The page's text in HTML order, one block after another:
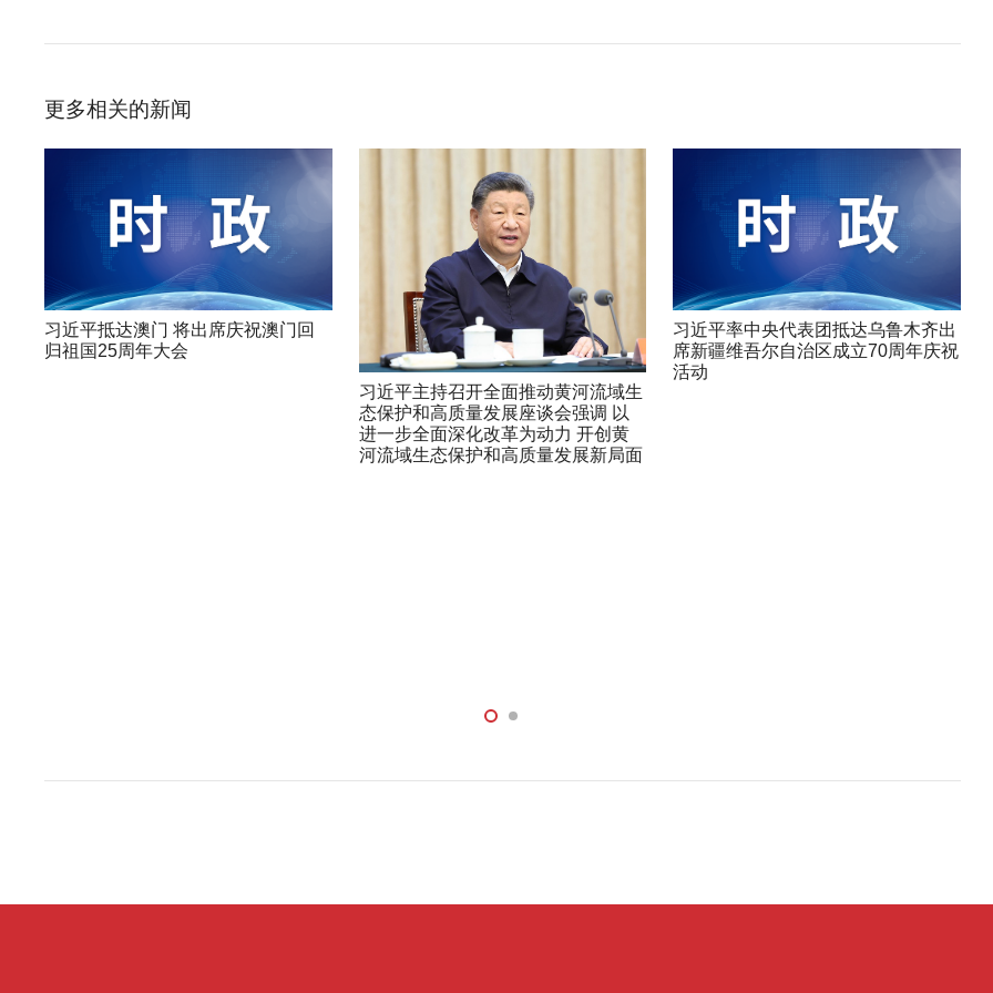
更多相关的新闻
习近平抵达澳门 将出席庆祝澳门回
归祖国25周年大会
习近平主持召开全面推动黄河流域生
态保护和高质量发展座谈会强调 以
进一步全面深化改革为动力 开创黄
河流域生态保护和高质量发展新局面
习近平率中央代表团抵达乌鲁木齐出
席新疆维吾尔自治区成立70周年庆祝
活动